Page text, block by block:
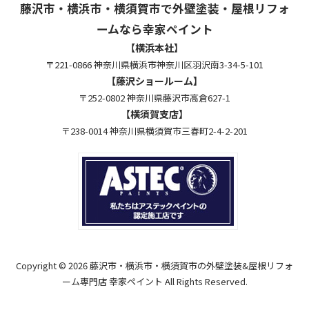
藤沢市・横浜市・横須賀市で外壁塗装・屋根リフォ
ームなら幸家ペイント
【横浜本社】
〒221-0866 神奈川県横浜市神奈川区羽沢南3-34-5-101
【藤沢ショールーム】
〒252-0802 神奈川県藤沢市高倉627-1
【横須賀支店】
〒238-0014 神奈川県横須賀市三春町2-4-2-201
Copyright © 2026 藤沢市・横浜市・横須賀市の外壁塗装&屋根リフォ
ーム専門店 幸家ペイント All Rights Reserved.